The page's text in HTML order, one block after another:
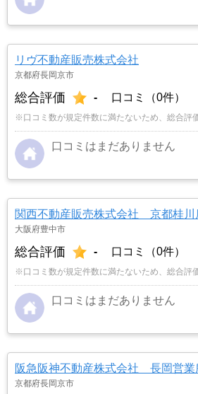
リヴ不動産販売株式会社
京都府長岡京市
総合評価 - 口コミ（0件）
※口コミ数が規定件数に満たないため、総合評
口コミはまだありません
関西不動産販売株式会社 京都桂川
大阪府豊中市
総合評価 - 口コミ（0件）
※口コミ数が規定件数に満たないため、総合評
口コミはまだありません
阪急阪神不動産株式会社 長岡営業
京都府長岡京市